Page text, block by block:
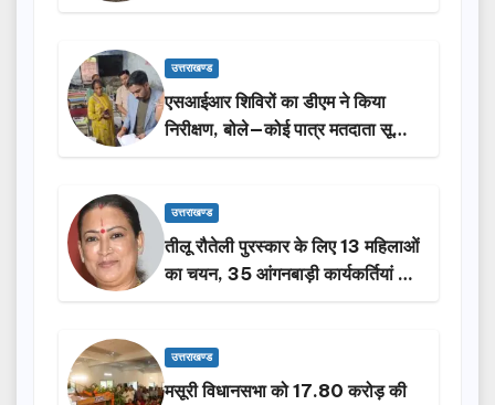
किया निरीक्षण…
उत्तराखण्ड
एसआईआर शिविरों का डीएम ने किया
निरीक्षण, बोले—कोई पात्र मतदाता सूची
से न छूटे…
उत्तराखण्ड
तीलू रौतेली पुरस्कार के लिए 13 महिलाओं
का चयन, 35 आंगनबाड़ी कार्यकर्तियां भी
होंगी सम्मानित…
उत्तराखण्ड
मसूरी विधानसभा को 17.80 करोड़ की